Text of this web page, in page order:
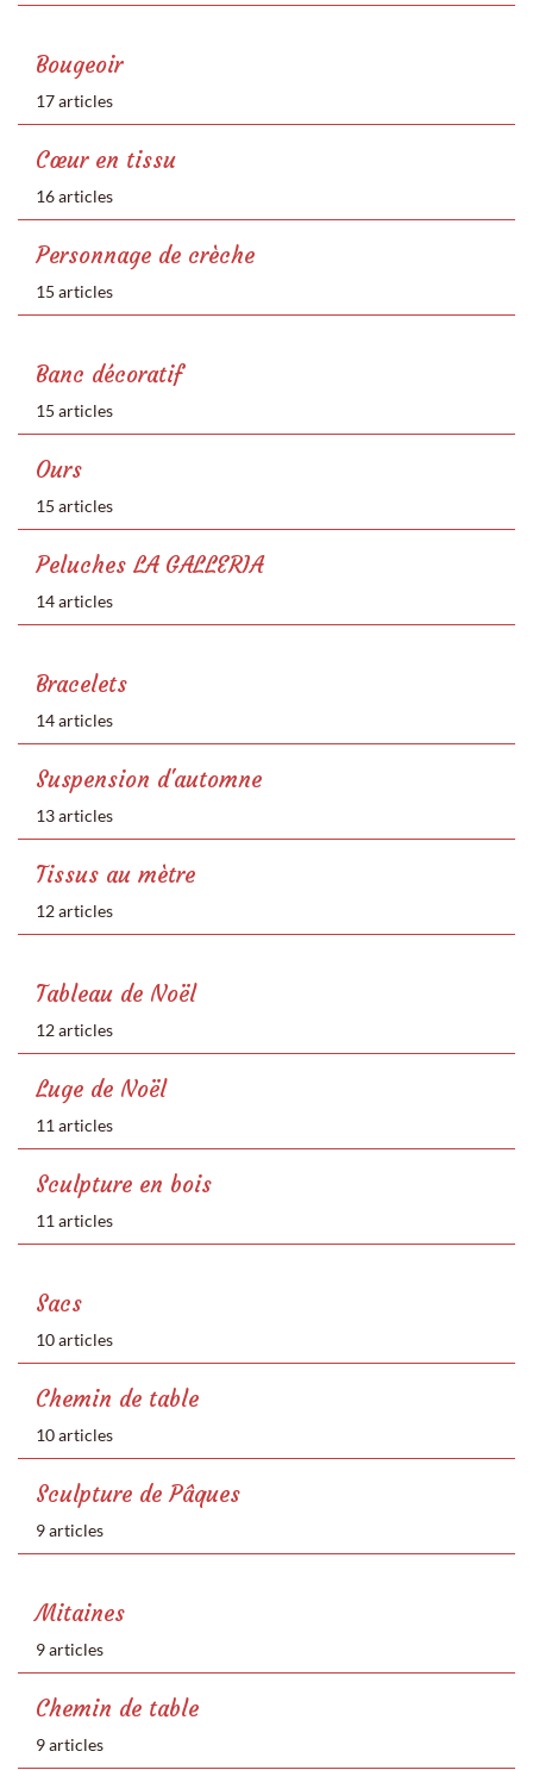
Bougeoir
17 articles
Cœur en tissu
16 articles
Personnage de crèche
15 articles
Banc décoratif
15 articles
Ours
15 articles
Peluches LA GALLERIA
14 articles
Bracelets
14 articles
Suspension d'automne
13 articles
Tissus au mètre
12 articles
Tableau de Noël
12 articles
Luge de Noël
11 articles
Sculpture en bois
11 articles
Sacs
10 articles
Chemin de table
10 articles
Sculpture de Pâques
9 articles
Mitaines
9 articles
Chemin de table
9 articles